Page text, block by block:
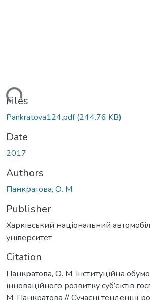
Files
Pankratova124.pdf(244.76 KB)
Date
2017
Authors
Панкратова, О. М.
Publisher
Харківський національний
університет
Citation
Панкратова, О. М. Інституційна
інноваційного розвитку суб’єктів